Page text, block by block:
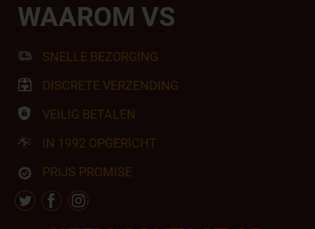
WAAROM VS
SNELLE BEZORGING
DISCRETE VERZENDING
VEILIG BETALEN
IN 1992 OPGERICHT
PRIJS PROMISE